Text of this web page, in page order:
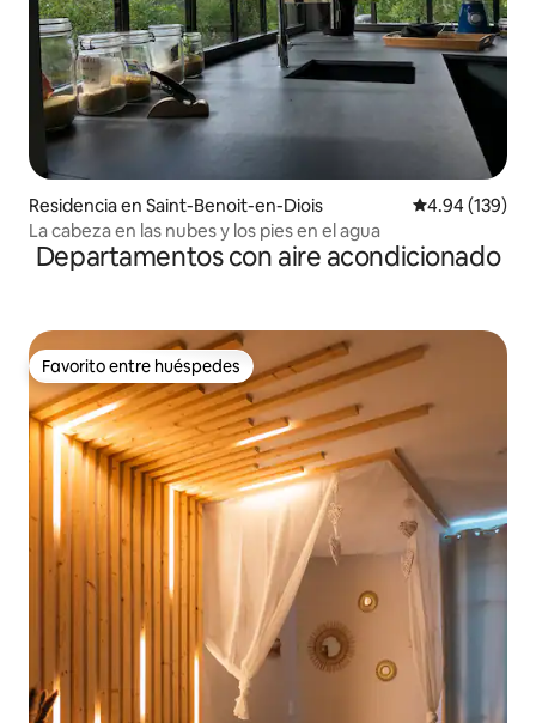
Residencia en Saint-Benoit-en-Diois Calificación
4.94 (139)
La cabeza en las nubes y los pies en el agua
Departamentos con aire acondicionado
Favorito entre huéspedes
Favorito entre huéspedes